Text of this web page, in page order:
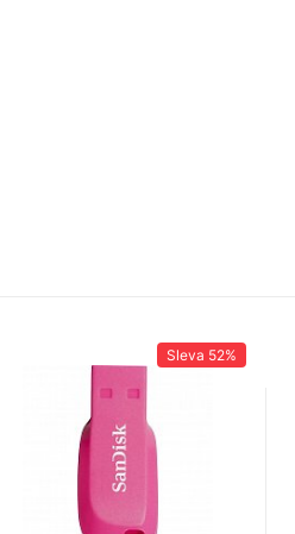
Sleva 52%